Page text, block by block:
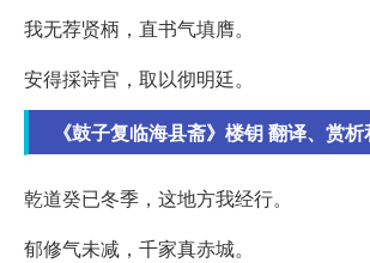
我无荐贤柄，直书气填膺。
安得採诗官，取以彻明廷。
《鼓子复临海县斋》楼钥 翻译、赏
乾道癸已冬季，这地方我经行。
郁修气未减，千家真赤城。